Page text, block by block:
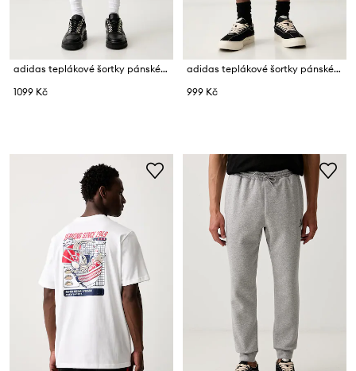
adidas teplákové šortky pánské bavlněné
1099 Kč
adidas teplákové šortky pánské bavlněné
999 Kč